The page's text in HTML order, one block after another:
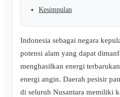
Kesimpulan
Indonesia sebagai negara
potensi alam yang dapat
menghasilkan energi
energi angin. Daerah pesisir
di seluruh Nusantara memiliki